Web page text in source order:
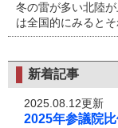
冬の雷が多い北陸
は全国的にみるとそ
新着記事
2025.08.12更新
2025年参議院比